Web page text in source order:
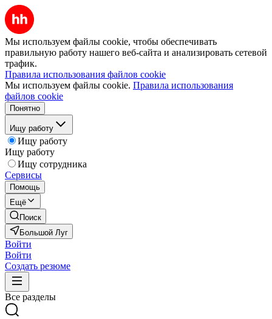
Мы используем файлы cookie, чтобы обеспечивать
правильную работу нашего веб-сайта и анализировать сетевой
трафик.
Правила использования файлов cookie
Мы используем файлы cookie. Правила использования
файлов cookie
Понятно
Ищу работу
Ищу работу
Ищу работу
Ищу сотрудника
Сервисы
Помощь
Ещё
Поиск
Большой Луг
Войти
Войти
Создать резюме
Все разделы